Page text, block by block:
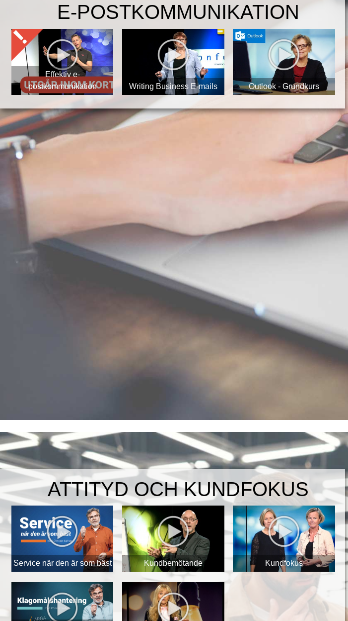
E-POSTKOMMUNIKATION
Effektiv e-
postkommunikation
Writing Business E-mails Outlook - Grundkurs
ATTITYD OCH KUNDFOKUS
Service när den är som bäst Kundbemötande Kundfokus